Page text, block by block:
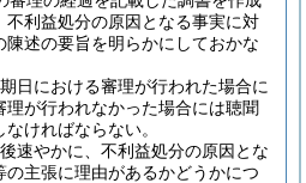
不利益処分の原因となる事実に対
述の要旨を明らかにしておかな
日における審理が行われた場合に
理が行われなかった場合には聴聞
ければならない。
速やかに、不利益処分の原因とな
の主張に理由があるかどうかにつ